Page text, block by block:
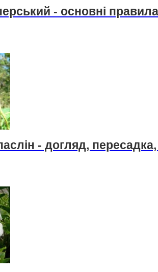
- основні
- догляд,